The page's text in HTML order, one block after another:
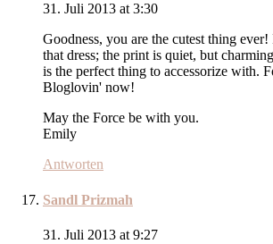
31. Juli 2013 at 3:30
Goodness, you are the cutest thing
that dress; the print is quiet, but
is the perfect thing to accessorize with.
Bloglovin' now!
May the Force be with you.
Emily
Antworten
Sandl Prizmah
31. Juli 2013 at 9:27